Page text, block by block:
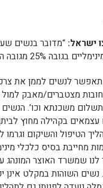
ישראל: “מדובר בנשים
מגובה הבטחת הכנסה.
לנשים לממן את
מצטברים/מאבק למול
משכנתא וכו’.
עצמאים בקהילה מחוץ
הטיפול והשיקום וגרמו
מחייבת בסיס כלכלי
שמשרד האוצר המונהג
נשים השוהות במקלט אינן